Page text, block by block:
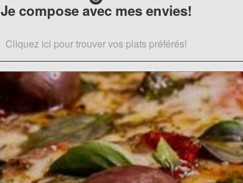
Je compose avec mes envies!
Cliquez ici pour trouver vos plats préférés!